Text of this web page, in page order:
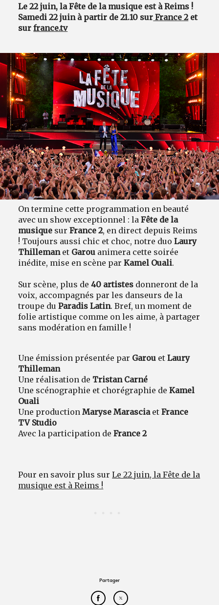
Le 22 juin, la Fête de la musique est à Reims !
Samedi 22 juin à partir de 21.10 sur France 2et
surfrance.tv
On termine cette programmation en beauté
avec un show exceptionnel : laFête de la
musique surFrance 2, en direct depuis Reims
! Toujours aussi chic et choc, notre duoLaury
Thillemanet Garou animera cette soirée
inédite, mise en scène parKamel Ouali.
Sur scène, plus de40 artistes donneront de la
voix, accompagnés par les danseurs de la
troupe duParadis Latin. Bref, un moment de
folie artistique comme on les aime, à partager
sans modération en famille !
Une émission présentée par Garou etLaury
Thilleman
Une réalisation de Tristan Carné
Une scénographie et chorégraphie deKamel
Ouali
Une productionMaryse MarasciaetFrance
TV Studio
Avec la participation deFrance 2
Pour en savoir plus surLe 22 juin, la Fête de la
musique est à Reims !
Partager
Partager cet article sur
Partager cet article sur